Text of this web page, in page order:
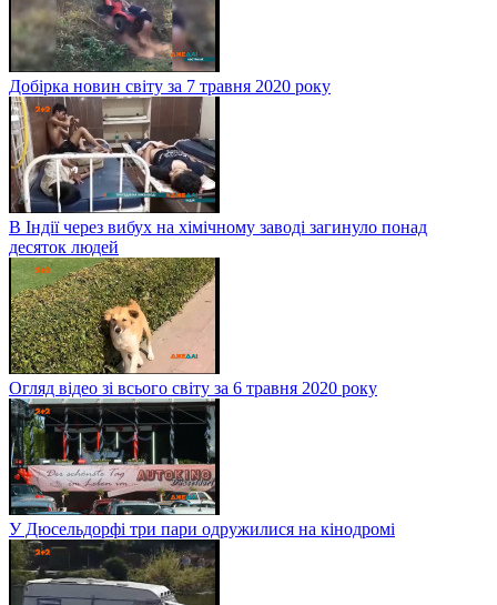
Добірка новин світу за 7 травня 2020 року
В Індії через вибух на хімічному заводі загинуло понад
десяток людей
Огляд відео зі всього світу за 6 травня 2020 року
У Дюсельдорфі три пари одружилися на кінодромі